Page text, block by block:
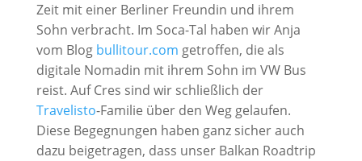
Zeit mit einer Berliner Freundin und ihrem
Sohn verbracht. Im Soca-Tal haben wir Anja
vom Blog bullitour.com getroffen, die als
digitale Nomadin mit ihrem Sohn im VW Bus
reist. Auf Cres sind wir schließlich der
Travelisto-Familie über den Weg gelaufen.
Diese Begegnungen haben ganz sicher auch
dazu beigetragen, dass unser Balkan Roadtrip